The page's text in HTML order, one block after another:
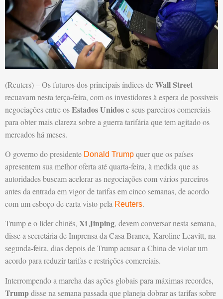
(Reuters) – Os futuros dos principais índices deWall Street
recuavam nesta terça-feira, com os investidores à espera de possíveis
negociações entre osEstados Unidose seus parceiros comerciais
para obter mais clareza sobre a guerra tarifária que tem agitado os
mercados há meses.
O governo do presidente Donald Trump quer que os países
apresentem sua melhor oferta até quarta-feira, à medida que as
autoridades buscam acelerar as negociações com vários parceiros
antes da entrada em vigor de tarifas em cinco semanas, de acordo
com um esboço de carta visto pela Reuters.
Trump e o líder chinês, Xi Jinping, devem conversar nesta semana,
disse a secretária de Imprensa da Casa Branca, Karoline Leavitt, na
segunda-feira, dias depois de Trump acusar a China de violar um
acordo para reduzir tarifas e restrições comerciais.
Interrompendo a marcha das ações globais para máximas recordes,
Trumpdisse na semana passada que planeja dobrar as tarifas sobre